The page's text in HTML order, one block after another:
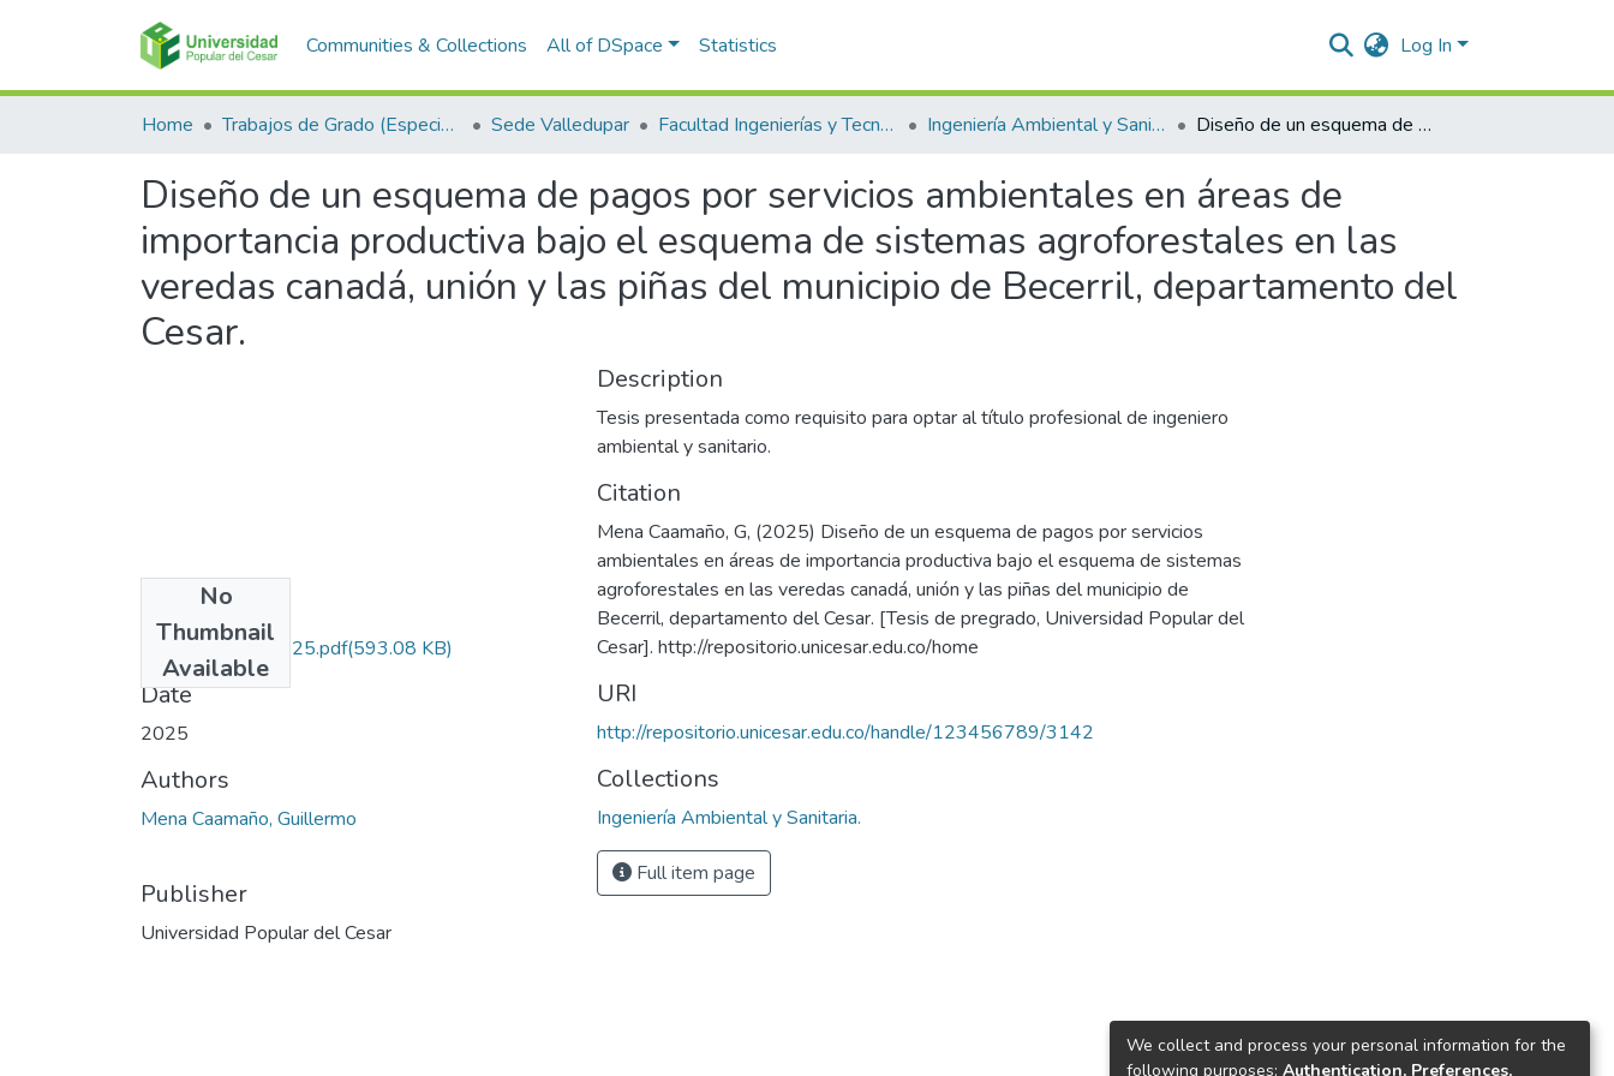
Communities & Collections All of DSpace Statistics Log In
Home Trabajos de Grado (Especializaciones y Pregrados) Sede Valledupar Facultad Ingenierías y Tecnologías Ingeniería Ambiental y Sanitaria. Diseño de un esquema de pagos por servicios ambientales en áreas de importancia productiva bajo el esquema de sistemas agroforestales en las veredas canadá, unión y las piñas del municipio de Becerril, departamento del Cesar.
Diseño de un esquema de pagos por servicios ambientales en áreas de
importancia productiva bajo el esquema de sistemas agroforestales en las
veredas canadá, unión y las piñas del municipio de Becerril, departamento del
Cesar.
No
Thumbnail
Available
MenaCaamaño.2025.pdf(593.08 KB)
Date
2025
Authors
Mena Caamaño, Guillermo
Publisher
Universidad Popular del Cesar
Description
Tesis presentada como requisito para optar al título profesional de ingeniero
ambiental y sanitario.
Citation
Mena Caamaño, G, (2025) Diseño de un esquema de pagos por servicios
ambientales en áreas de importancia productiva bajo el esquema de sistemas
agroforestales en las veredas canadá, unión y las piñas del municipio de
Becerril, departamento del Cesar. [Tesis de pregrado, Universidad Popular del
Cesar]. http://repositorio.unicesar.edu.co/home
URI
http://repositorio.unicesar.edu.co/handle/123456789/3142
Collections
Ingeniería Ambiental y Sanitaria.
Full item page
We collect and process your personal information for the
following purposes: Authentication, Preferences,